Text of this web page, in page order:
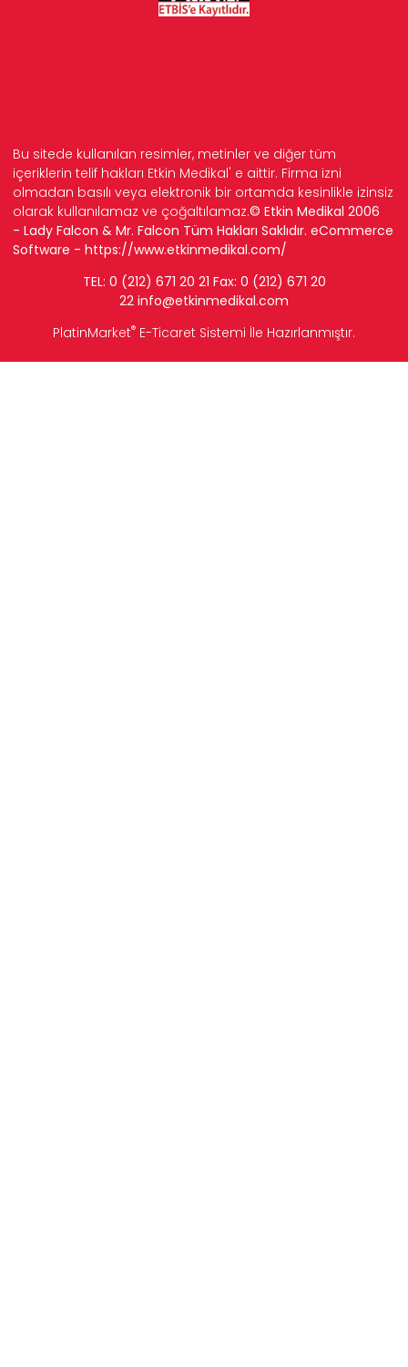
Bu sitede kullanılan resimler, metinler ve diğer tüm
içeriklerin telif hakları Etkin Medikal' e aittir. Firma izni
olmadan basılı veya elektronik bir ortamda kesinlikle izinsiz
olarak kullanılamaz ve çoğaltılamaz.© Etkin Medikal 2006
- Lady Falcon & Mr. Falcon Tüm Hakları Saklıdır. eCommerce
Software - https://www.etkinmedikal.com/
TEL: 0 (212) 671 20 21 Fax: 0 (212) 671 20
22 info@etkinmedikal.com
PlatinMarket® E-Ticaret Sistemi İle Hazırlanmıştır.